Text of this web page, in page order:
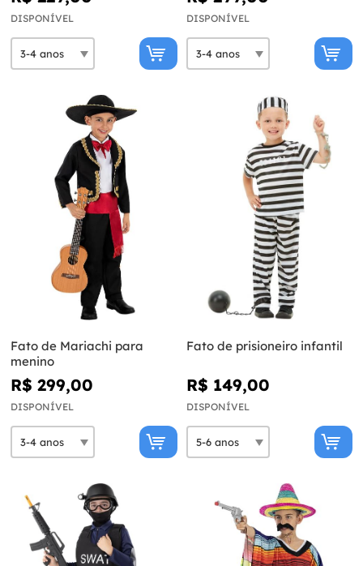
DISPONÍVEL DISPONÍVEL
Fato de Mariachi para
menino
R$ 299,00
DISPONÍVEL
Fato de prisioneiro infantil
R$ 149,00
DISPONÍVEL